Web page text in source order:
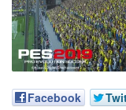
Facebook